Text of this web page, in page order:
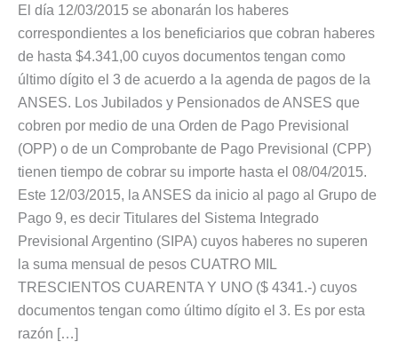
El día 12/03/2015 se abonarán los haberes
correspondientes a los beneficiarios que cobran haberes
de hasta $4.341,00 cuyos documentos tengan como
último dígito el 3 de acuerdo a la agenda de pagos de la
ANSES. Los Jubilados y Pensionados de ANSES que
cobren por medio de una Orden de Pago Previsional
(OPP) o de un Comprobante de Pago Previsional (CPP)
tienen tiempo de cobrar su importe hasta el 08/04/2015.
Este 12/03/2015, la ANSES da inicio al pago al Grupo de
Pago 9, es decir Titulares del Sistema Integrado
Previsional Argentino (SIPA) cuyos haberes no superen
la suma mensual de pesos CUATRO MIL
TRESCIENTOS CUARENTA Y UNO ($ 4341.-) cuyos
documentos tengan como último dígito el 3. Es por esta
razón […]